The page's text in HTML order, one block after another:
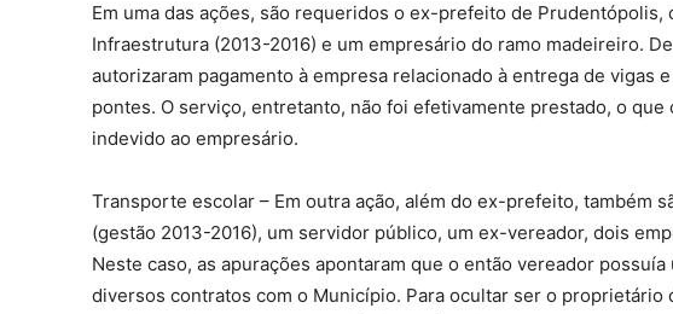
Em uma das ações, são requeridos o ex-prefeito de
Infraestrutura (2013-2016) e um empresário do ramo madeireiro.
autorizaram pagamento à empresa relacionado à entrega de vigas
pontes. O serviço, entretanto, não foi efetivamente prestado, o
indevido ao empresário.
Transporte escolar – Em outra ação, além do ex-prefeito, também
(gestão 2013-2016), um servidor público, um ex-vereador, dois
Neste caso, as apurações apontaram que o então vereador
diversos contratos com o Município. Para ocultar ser o proprietário